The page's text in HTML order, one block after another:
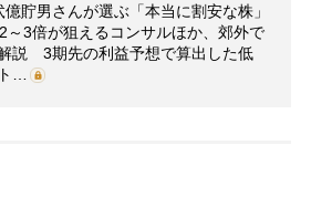
億貯男さんが選ぶ「本当に割安な株」
～3倍が狙えるコンサルほか、郊外で
説 3期先の利益予想で算出した低
…